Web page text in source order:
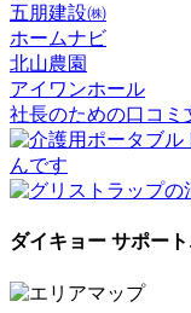
五朋建設㈱
ホームナビ
北山農園
アイワンホール
社長のための口コミ
ダイキョー サポー